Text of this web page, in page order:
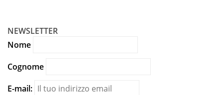
NEWSLETTER
Nome
Cognome
E-mail: